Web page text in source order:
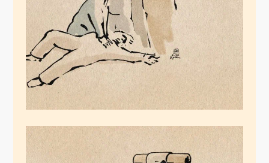
Dezember 11, 2024